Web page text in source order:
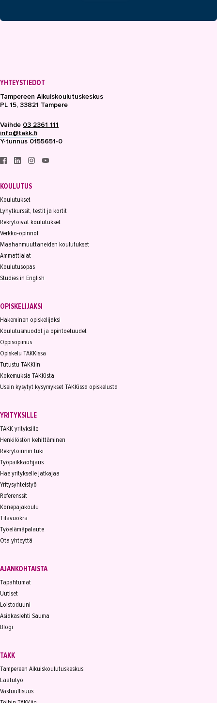
YHTEYSTIEDOT
Tampereen Aikuiskoulutuskeskus
PL 15, 33821 Tampere
Vaihde 03 2361 111
info@takk.fi
Y-tunnus 0155651-0
KOULUTUS
Koulutukset
Lyhytkurssit, testit ja kortit
Rekrytoivat koulutukset
Verkko-opinnot
Maahanmuuttaneiden koulutukset
Ammattialat
Koulutusopas
Studies in English
OPISKELIJAKSI
Hakeminen opiskelijaksi
Koulutusmuodot ja opintoetuudet
Oppisopimus
Opiskelu TAKKissa
Tutustu TAKKiin
Kokemuksia TAKKista
Usein kysytyt kysymykset TAKKissa opiskelusta
YRITYKSILLE
TAKK yrityksille
Henkilöstön kehittäminen
Rekrytoinnin tuki
Työpaikkaohjaus
Hae yritykselle jatkajaa
Yritysyhteistyö
Referenssit
Konepajakoulu
Tilavuokra
Työelämäpalaute
Ota yhteyttä
AJANKOHTAISTA
Tapahtumat
Uutiset
Loistoduuni
Asiakaslehti Sauma
Blogi
TAKK
Tampereen Aikuiskoulutuskeskus
Laatutyö
Vastuullisuus